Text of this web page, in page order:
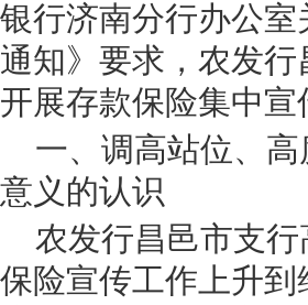
银行济南分行办公
通知》要求，农发
开展存款保险集中宣
一、调高站位、
意义的认识
农发行昌邑市支
保险宣传工作上升